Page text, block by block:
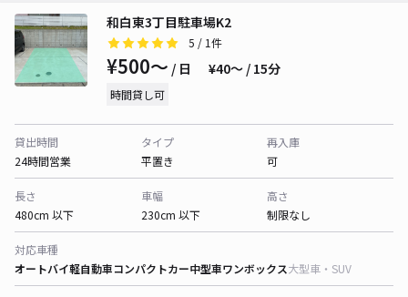
和白東3丁目駐車場K2
5 / 1件
¥500〜 / 日 ¥40〜 / 15分
時間貸し可
貸出時間
24時間営業
タイプ
平置き
再入庫
可
長さ
480cm 以下
車幅
230cm 以下
高さ
制限なし
対応車種
オートバイ軽自動車コンパクトカー中型車ワンボックス大型車・SUV